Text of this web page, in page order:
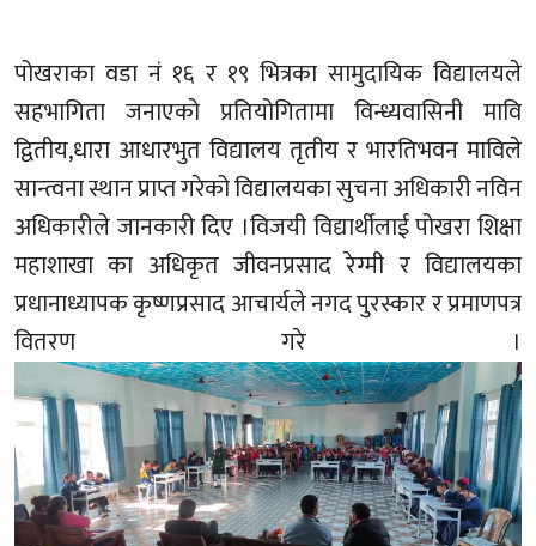
पोखराका वडा नं १६ र १९ भित्रका सामुदायिक विद्यालयले
सहभागिता जनाएको प्रतियोगितामा विन्ध्यवासिनी मावि
द्वितीय,धारा आधारभुत विद्यालय तृतीय र भारतिभवन माविले
सान्त्वना स्थान प्राप्त गरेको विद्यालयका सुचना अधिकारी नविन
अधिकारीले जानकारी दिए ।विजयी विद्यार्थीलाई पोखरा शिक्षा
महाशाखा का अधिकृत जीवनप्रसाद रेग्मी र विद्यालयका
प्रधानाध्यापक कृष्णप्रसाद आचार्यले नगद पुरस्कार र प्रमाणपत्र
वितरण गरे ।